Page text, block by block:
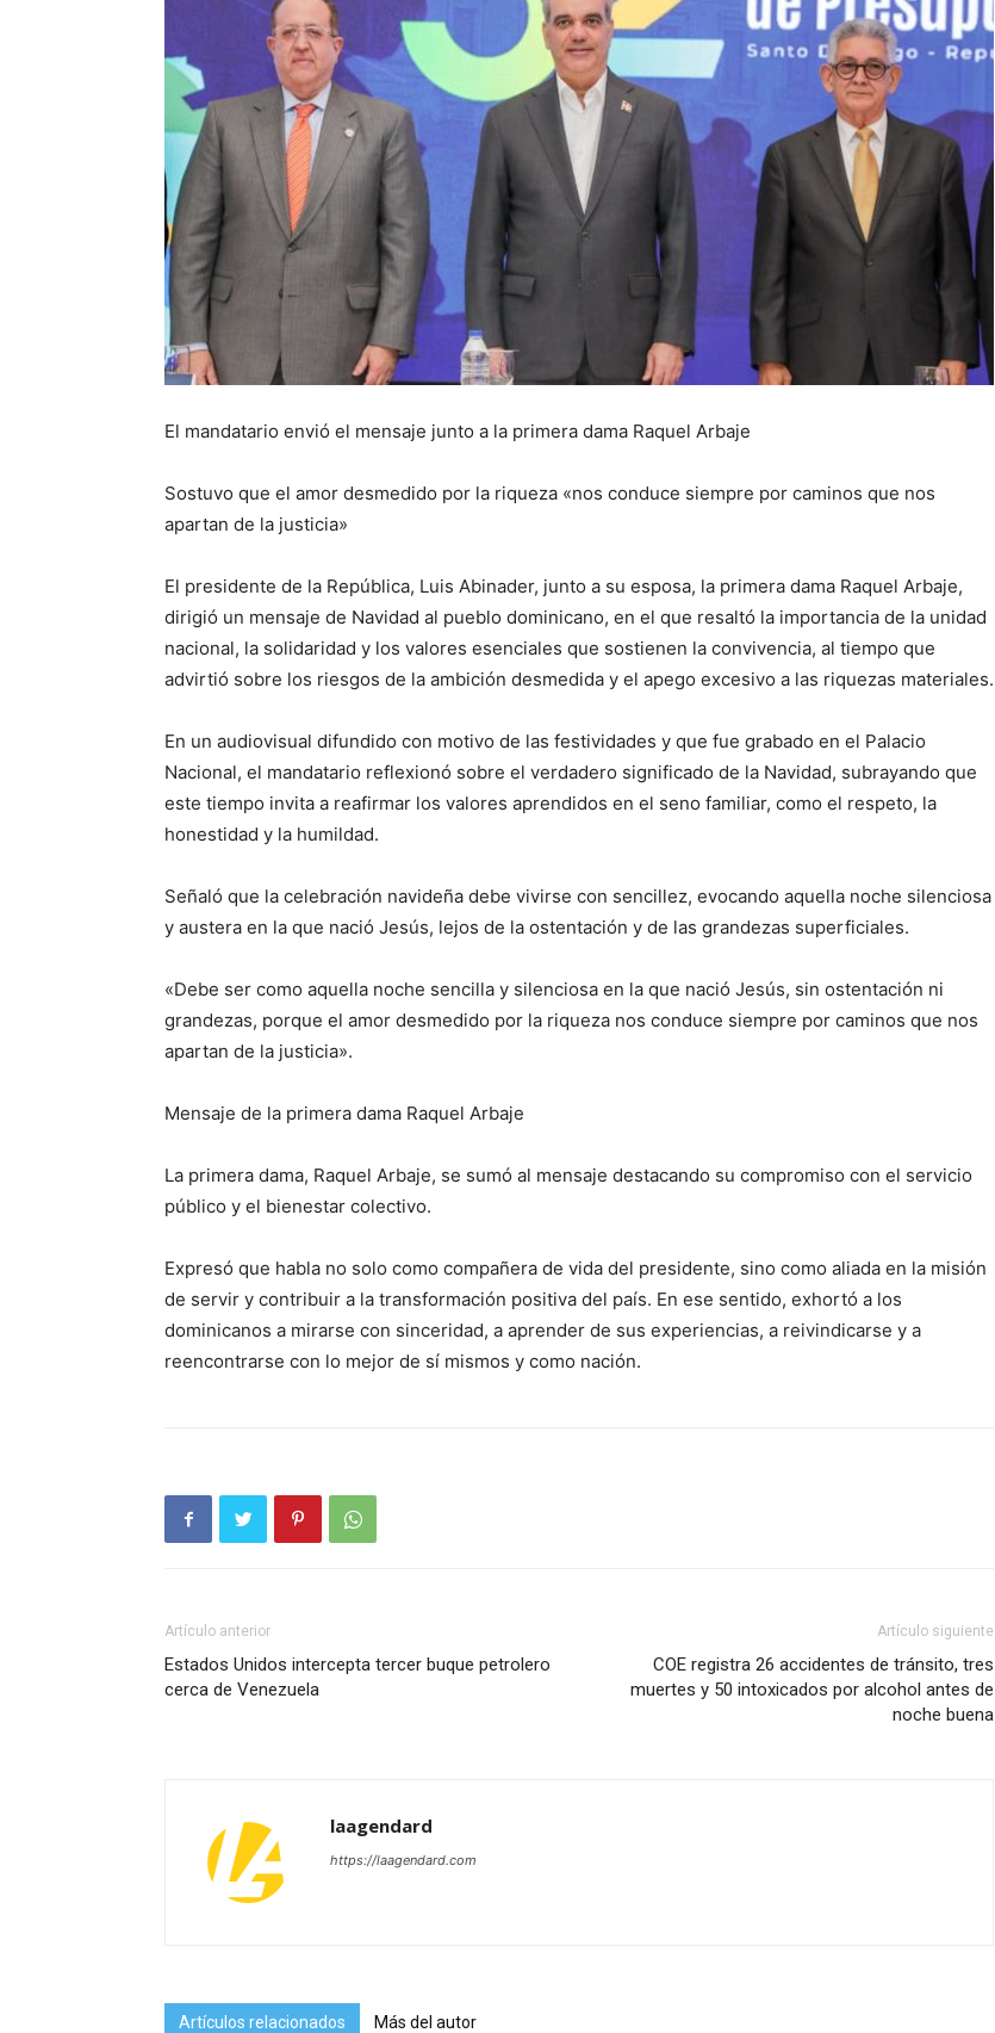
El mandatario envió el mensaje junto a la primera dama Raquel Arbaje
Sostuvo que el amor desmedido por la riqueza «nos conduce siempre por caminos que nos
apartan de la justicia»
El presidente de la República, Luis Abinader, junto a su esposa, la primera dama Raquel Arbaje,
dirigió un mensaje de Navidad al pueblo dominicano, en el que resaltó la importancia de la unidad
nacional, la solidaridad y los valores esenciales que sostienen la convivencia, al tiempo que
advirtió sobre los riesgos de la ambición desmedida y el apego excesivo a las riquezas materiales.
En un audiovisual difundido con motivo de las festividades y que fue grabado en el Palacio
Nacional, el mandatario reflexionó sobre el verdadero significado de la Navidad, subrayando que
este tiempo invita a reafirmar los valores aprendidos en el seno familiar, como el respeto, la
honestidad y la humildad.
Señaló que la celebración navideña debe vivirse con sencillez, evocando aquella noche silenciosa
y austera en la que nació Jesús, lejos de la ostentación y de las grandezas superficiales.
«Debe ser como aquella noche sencilla y silenciosa en la que nació Jesús, sin ostentación ni
grandezas, porque el amor desmedido por la riqueza nos conduce siempre por caminos que nos
apartan de la justicia».
Mensaje de la primera dama Raquel Arbaje
La primera dama, Raquel Arbaje, se sumó al mensaje destacando su compromiso con el servicio
público y el bienestar colectivo.
Expresó que habla no solo como compañera de vida del presidente, sino como aliada en la misión
de servir y contribuir a la transformación positiva del país. En ese sentido, exhortó a los
dominicanos a mirarse con sinceridad, a aprender de sus experiencias, a reivindicarse y a
reencontrarse con lo mejor de sí mismos y como nación.
Artículo anterior
Estados Unidos intercepta tercer buque petrolero
cerca de Venezuela
Artículo siguiente
COE registra 26 accidentes de tránsito, tres
muertes y 50 intoxicados por alcohol antes de
noche buena
laagendard
https://laagendard.com
Artículos relacionados Más del autor